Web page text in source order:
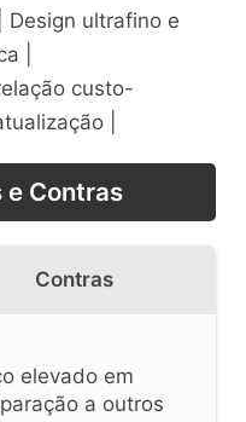
Design ultrafino e
|
custo-
|
e Contras
Contras
elevado em
a outros